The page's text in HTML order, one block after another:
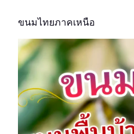
ขนมไทยภาคเหนือ